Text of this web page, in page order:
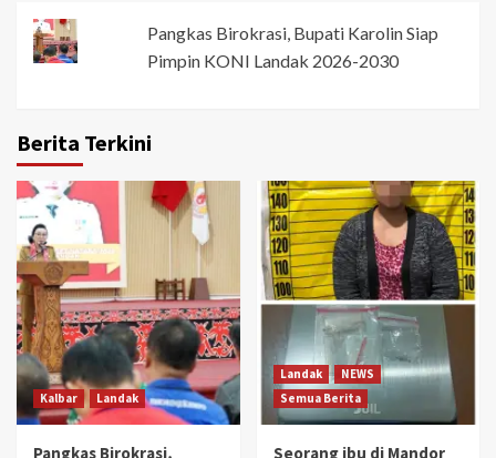
Pangkas Birokrasi, Bupati Karolin Siap
Pimpin KONI Landak 2026-2030
Berita Terkini
Kalbar Landak
Pangkas Birokrasi,
Landak
NEWS
Semua Berita
Seorang ibu di Mandor